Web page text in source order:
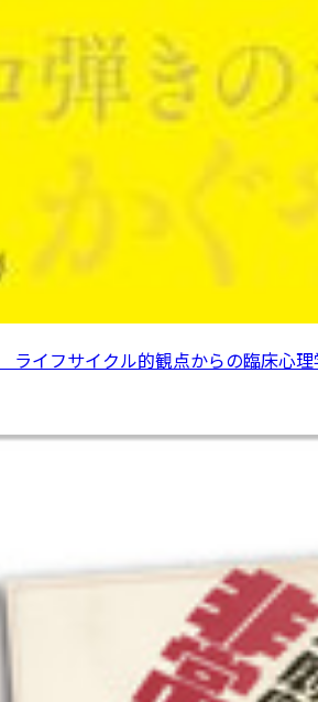
ライフサイクル的観点からの臨床心